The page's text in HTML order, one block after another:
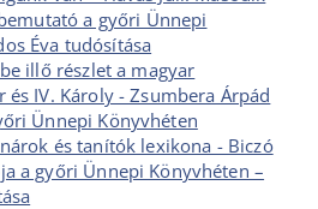
a győri Ünnepi
Éva tudósítása
illő részlet a magyar
IV. Károly - Zsumbera Árpád
Ünnepi Könyvhéten
és tanítók lexikona - Biczó
a győri Ünnepi Könyvhéten –